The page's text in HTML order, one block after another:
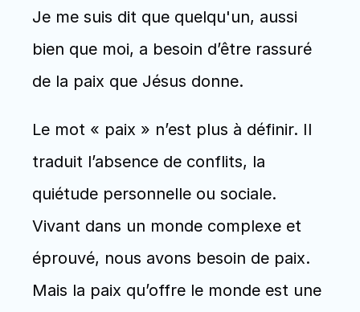
Je me suis dit que quelqu'un, aussi
bien que moi, a besoin d’être rassuré
de la paix que Jésus donne.
Le mot « paix » n’est plus à définir. Il
traduit l’absence de conflits, la
quiétude personnelle ou sociale.
Vivant dans un monde complexe et
éprouvé, nous avons besoin de paix.
Mais la paix qu’offre le monde est une